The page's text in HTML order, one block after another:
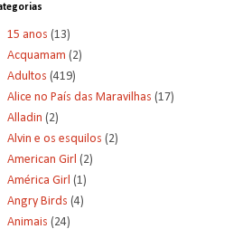
15 anos (13)
Acquamam (2)
Adultos (419)
Alice no País das Maravilhas (17)
Alladin (2)
Alvin e os esquilos (2)
American Girl (2)
América Girl (1)
Angry Birds (4)
Animais (24)